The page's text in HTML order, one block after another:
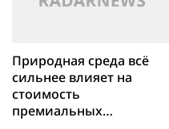
Природная среда всё
сильнее влияет на
стоимость
премиальных